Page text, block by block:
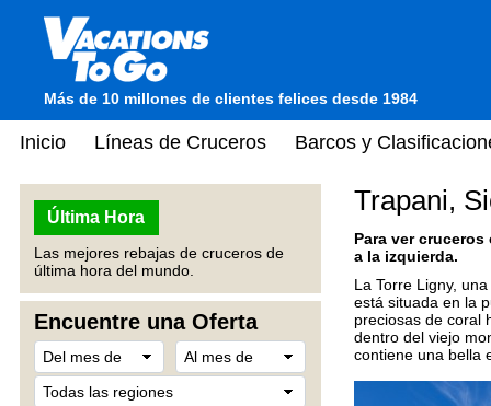
Más de 10 millones de clientes felices desde 1984
Inicio Líneas de Cruceros Barcos y
Última Hora
Las mejores rebajas de cruceros de
última hora del mundo.
Encuentre una Oferta
Trapani,
Para ver
a la izquierda.
La Torre Ligny,
está situada en la
preciosas de coral
dentro del viejo
contiene una bella